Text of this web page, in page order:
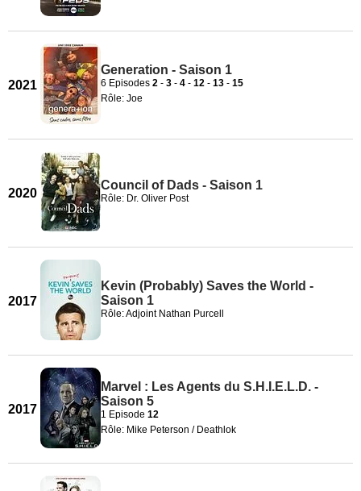
2021
Generation - Saison 1
6 Episodes 2 - 3 - 4 - 12 - 13 - 15
Rôle: Joe
2020
Council of Dads - Saison 1
Rôle: Dr. Oliver Post
2017
Kevin (Probably) Saves the World -
Saison 1
Rôle: Adjoint Nathan Purcell
2017
Marvel : Les Agents du S.H.I.E.L.D. -
Saison 5
1 Episode 12
Rôle: Mike Peterson / Deathlok